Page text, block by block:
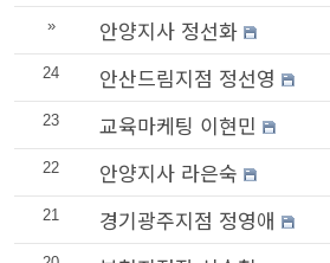
» 안양지사 정선화
24 안산드림지점 정선영
23 교육마케팅 이현민
22 안양지사 라은숙
21 경기광주지점 정영애